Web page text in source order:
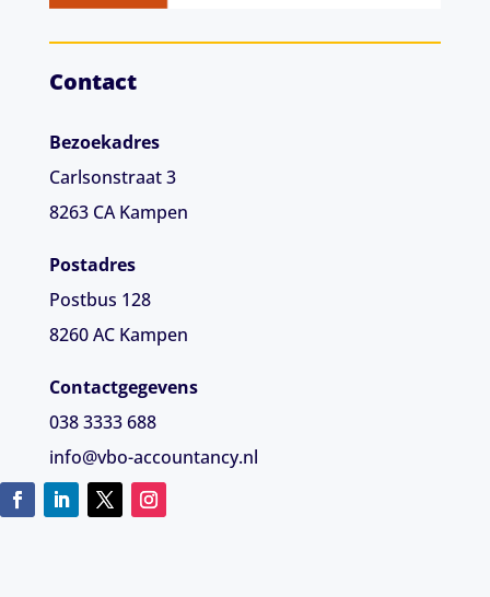
Contact
Bezoekadres
Carlsonstraat 3
8263 CA Kampen
Postadres
Postbus 128
8260 AC Kampen
Contactgegevens
038 3333 688
info@vbo-accountancy.nl